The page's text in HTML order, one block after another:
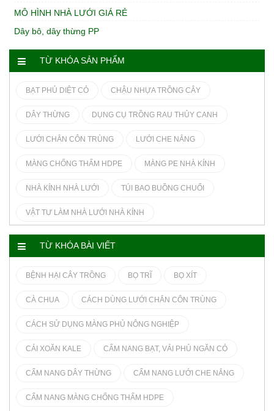
MÔ HÌNH NHÀ LƯỚI GIÁ RẺ
Dây bô, dây thừng PP
TỪ KHÓA SẢN PHẨM
BẠT PHỦ DIỆT CỎ CHẬU NHỰA TRỒNG CÂY
DÂY THỪNG DỤNG CỤ TRỒNG RAU THỦY CANH
LƯỚI CHẮN CÔN TRÙNG LƯỚI CHE NẮNG
MÀNG CHỐNG THẤM HDPE MÀNG PE NHÀ KÍNH
NHÀ KÍNH NHÀ LƯỚI TÚI BAO BUỒNG CHUỐI
VẬT TƯ LÀM NHÀ LƯỚI NHÀ KÍNH
TỪ KHÓA BÀI VIẾT
BỆNH HẠI CÂY TRỒNG BỌ TRĨ BỌ XÍT
CÀ CHUA CÁCH DÙNG LƯỚI CHẮN CÔN TRÙNG
CÁCH SỬ DỤNG MÀNG PHỦ NÔNG NGHIỆP
CẢI XOĂN KALE CẨM NANG BẠT, VẢI PHỦ NGĂN CỎ
CẨM NANG DÂY THỪNG CẨM NANG LƯỚI CHE NẮNG
CẨM NANG MÀNG CHỐNG THẤM HDPE